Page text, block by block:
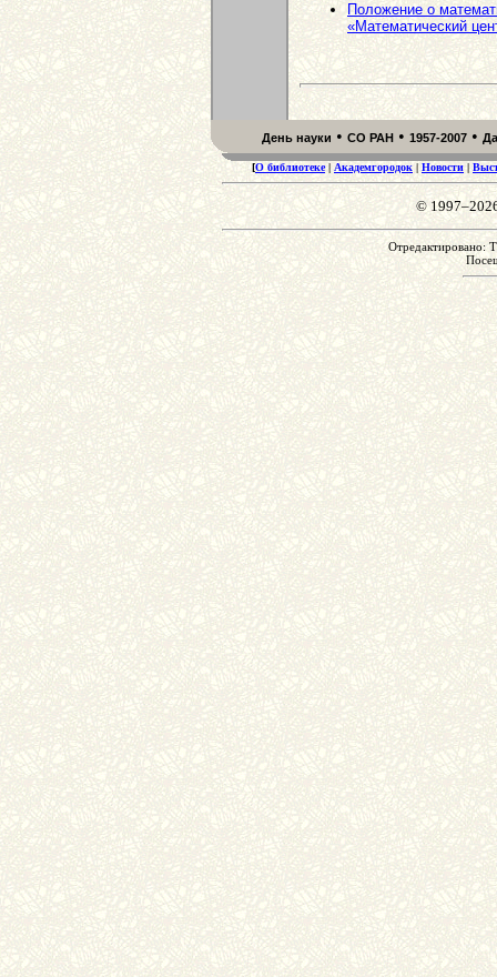
Положение о
«Математический
День науки • СО РАН • 1957-2007 •
[О библиотеке| Академгородок | Новости|
©
Отредактировано: